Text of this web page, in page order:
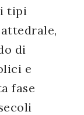
tipi
di
e
fase